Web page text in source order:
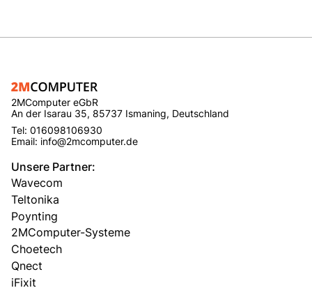
2MComputer eGbR
An der Isarau 35, 85737 Ismaning, Deutschland
Tel: 016098106930
Email: info@2mcomputer.de
Unsere Partner:
Wavecom
Teltonika
Poynting
2MComputer-Systeme
Choetech
Qnect
iFixit